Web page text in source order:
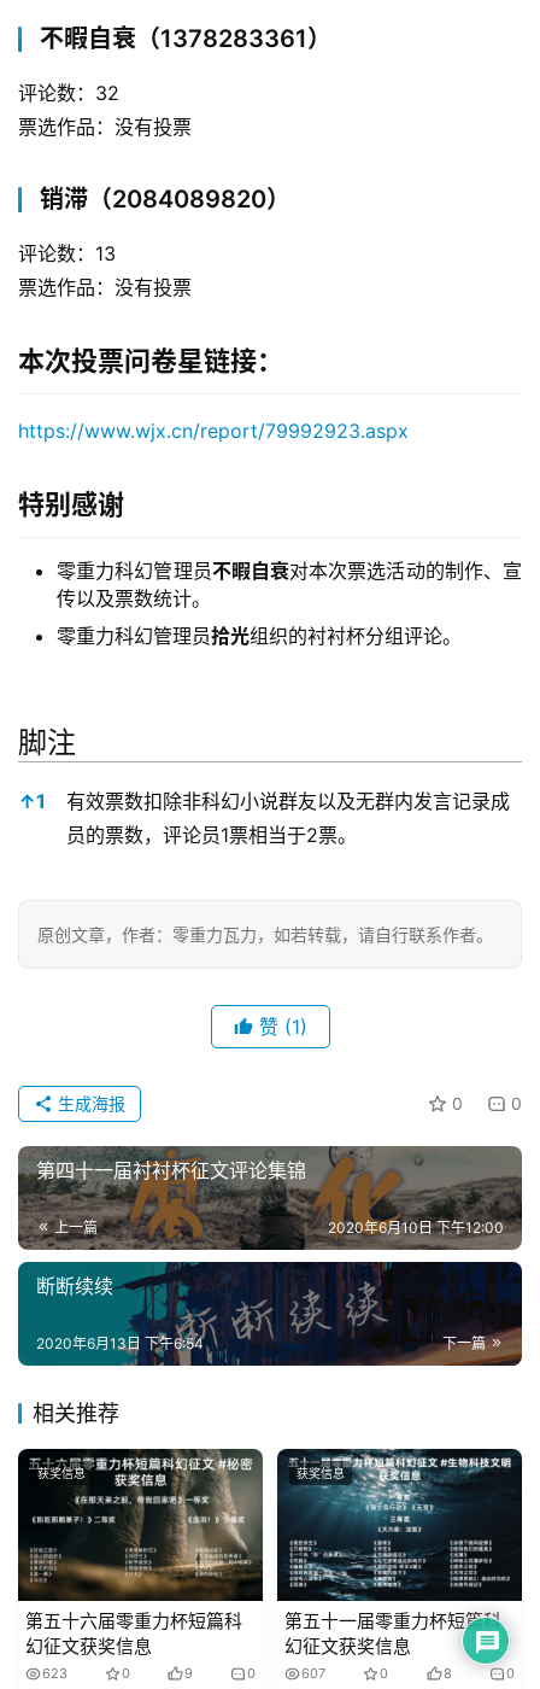
不暇自衰（1378283361）
评论数：32
票选作品：没有投票
销滞（2084089820）
评论数：13
票选作品：没有投票
本次投票问卷星链接：
https://www.wjx.cn/report/79992923.aspx
特别感谢
零重力科幻管理员不暇自衰对本次票选活动的制作、宣
传以及票数统计。
零重力科幻管理员拾光组织的衬衬杯分组评论。
脚注
脚注
↑1
有效票数扣除非科幻小说群友以及无群内发言记录成
员的票数，评论员1票相当于2票。
原创文章，作者：零重力瓦力，如若转载，请自行联系作者。
赞 (1)
0 0
生成海报
第四十一届衬衬杯征文评论集锦
上一篇 2020年6月10日 下午12:00
断断续续
下一篇
2020年6月13日 下午6:54
相关推荐
获奖信息
第五十六届零重力杯短篇科
幻征文获奖信息
623 0 9 0
获奖信息
第五十一届零重力杯短篇科
幻征文获奖信息
607 0 8 0